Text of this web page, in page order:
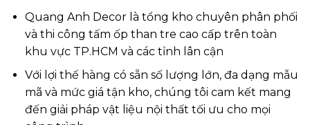
Quang Anh Decor là tổng kho chuyên phân phối
và thi công tấm ốp than tre cao cấp trên toàn
khu vực TP.HCM và các tỉnh lân cận
Với lợi thế hàng có sẵn số lượng lớn, đa dạng mẫu
mã và mức giá tận kho, chúng tôi cam kết mang
đến giải pháp vật liệu nội thất tối ưu cho mọi